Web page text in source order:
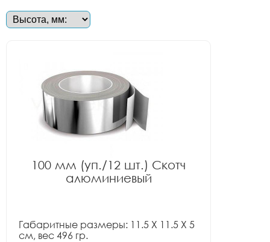
100 мм (уп./12 шт.) Скотч
алюминиевый
Габаритные размеры: 11.5 X 11.5 X 5
см, вес 496 гр.